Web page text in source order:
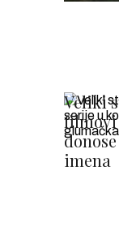
Veliki
filmovi
imena